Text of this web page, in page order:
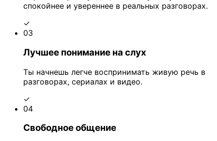
спокойнее и увереннее в реальных разговорах.
✓
03
Лучшее понимание на слух
Ты начнешь легче воспринимать живую речь в
разговорах, сериалах и видео.
✓
04
Свободное общение